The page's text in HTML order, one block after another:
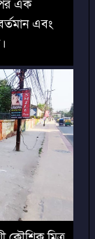
এক
এবং